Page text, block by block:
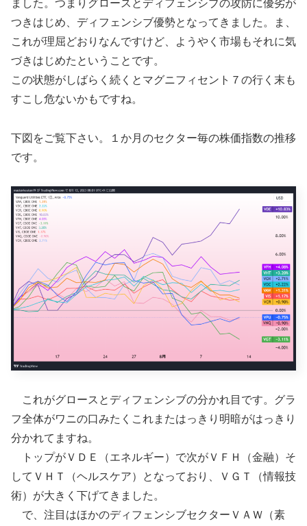
ました。つまりグロースとディフェンシブの攻防に優劣が
つきはじめ、ディフェンシブ優勢となってきました。ま、
これが理屈どおりなんですけど、ようやく市場もそれに気
づきはじめたということです。
この状態がしばらく続くとマグニフィセント７の行く末も
すこし危ないかもですね。
下図をご覧下さい。１か月のセクター毎の株価指数の推移
です。
これがグロースとディフェンシブの分かれ目です。グラ
フ全体がワニの口みたくこれまたはっきり明暗がはっきり
分かれてますね。
トップがＶＤＥ（エネルギー）で次がＶＦＨ（金融）そ
してＶＨＴ（ヘルスケア）となっており、ＶＧＴ（情報技
術）が大きく下げてきました。
で、注目はほかのディフェンシブセクターＶＡＷ（素